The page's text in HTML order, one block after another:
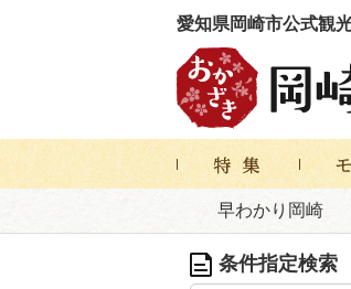
愛知県岡崎市公式観
早わかり岡崎
条件指定検索